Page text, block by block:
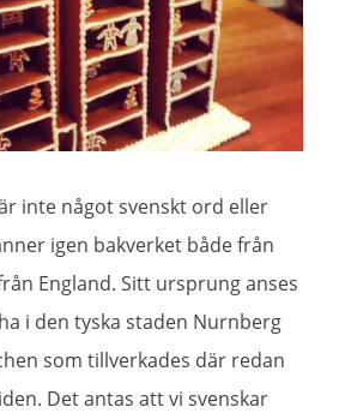
inte något svenskt ord eller
igen bakverket både från
England. Sitt ursprung anses
i den tyska staden Nurnberg
som tillverkades där redan
Det antas att vi svenskar